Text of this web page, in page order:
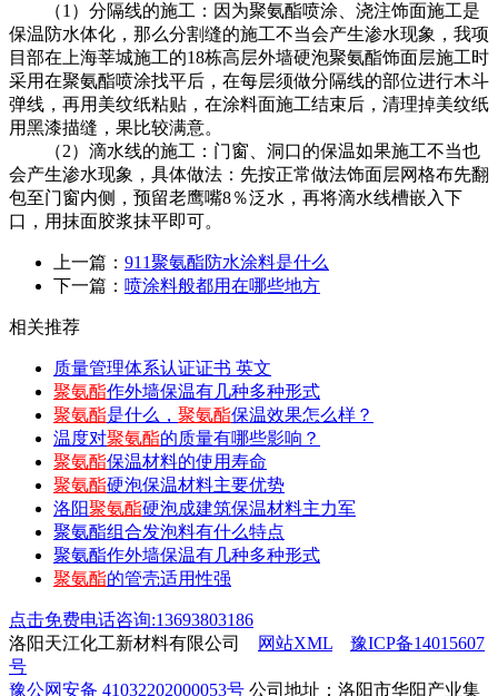
（1）分隔线的施工：因为聚氨酯喷涂、浇注饰面施工是
保温防水体化，那么分割缝的施工不当会产生渗水现象，我项
目部在上海莘城施工的18栋高层外墙硬泡聚氨酯饰面层施工时
采用在聚氨酯喷涂找平后，在每层须做分隔线的部位进行木斗
弹线，再用美纹纸粘贴，在涂料面施工结束后，清理掉美纹纸
用黑漆描缝，果比较满意。
（2）滴水线的施工：门窗、洞口的保温如果施工不当也
会产生渗水现象，具体做法：先按正常做法饰面层网格布先翻
包至门窗内侧，预留老鹰嘴8％泛水，再将滴水线槽嵌入下
口，用抹面胶浆抹平即可。
上一篇： 911聚氨酯防水涂料是什么
下一篇： 喷涂料般都用在哪些地方
相关推荐
质量管理体系认证证书 英文
聚氨酯作外墙保温有几种多种形式
聚氨酯是什么， 聚氨酯保温效果怎么样？
温度对聚氨酯的质量有哪些影响？
聚氨酯保温材料的使用寿命
聚氨酯硬泡保温材料主要优势
洛阳聚氨酯硬泡成建筑保温材料主力军
聚氨酯组合发泡料有什么特点
聚氨酯作外墙保温有几种多种形式
聚氨酯的管壳适用性强
点击免费电话咨询:13693803186
洛阳天江化工新材料有限公司
网站XML
豫ICP备14015607
号
豫公网安备 41032202000053号 公司地址：洛阳市华阳产业集